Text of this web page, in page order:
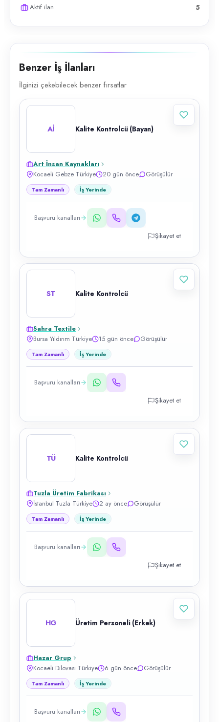
Aktif ilan 5
Benzer İş İlanları
İlginizi çekebilecek benzer fırsatlar
Aİ Kalite Kontrolcü (Bayan)
Art İnsan Kaynakları
Kocaeli Gebze Türkiye
20 gün önce Görüşülür
Tam Zamanlı İş Yerinde
Başvuru kanalları
Şikayet et
ST Kalite Kontrolcü
Sahra Textile
Bursa Yıldırım Türkiye
15 gün önce Görüşülür
Tam Zamanlı İş Yerinde
Başvuru kanalları
Şikayet et
TÜ Kalite Kontrolcü
Tuzla Üretim Fabrikası
İstanbul Tuzla Türkiye
2 ay önce Görüşülür
Tam Zamanlı İş Yerinde
Başvuru kanalları
Şikayet et
HG Üretim Personeli (Erkek)
Hazar Grup
Kocaeli Dilovası Türkiye
6 gün önce Görüşülür
Tam Zamanlı İş Yerinde
Başvuru kanalları